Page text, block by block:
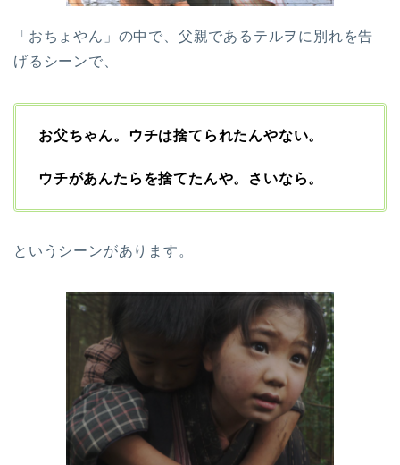
「おちょやん」の中で、父親であるテルヲに別れを告
げるシーンで、
お父ちゃん。ウチは捨てられたんやない。
ウチがあんたらを捨てたんや。さいなら。
というシーンがあります。